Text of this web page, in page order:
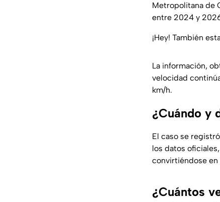
Metropolitana de
entre 2024 y
¡Hey! También
La información,
velocidad
km/h.
¿Cuándo y
El caso se
los datos
convirtiéndose
¿Cuántos